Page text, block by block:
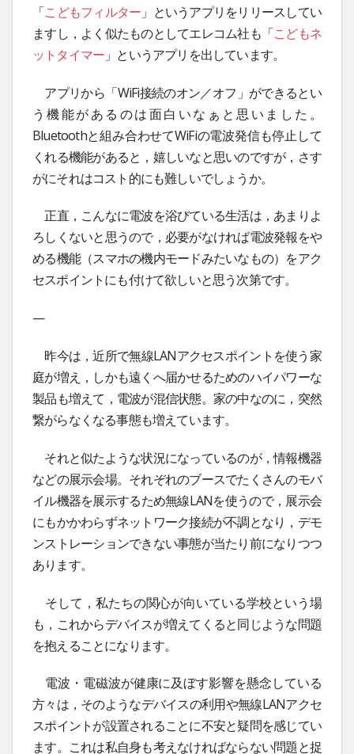
「こどもフィルター 」というアプリをリリースしてい
ますし，よく似たものとしてエレコム社も「こどもネ
ットタイマー 」というアプリを出しています。
アプリから「WiFi接続のオン／オフ」ができるとい
う機能があるのは面白いなぁと思いました。
Bluetoothと組み合わせてWiFiの電波発信も停止して
くれる機能があると，嬉しいなと思いのですが，さす
がにそれはコスト的にも難しいでしょうか。
正直，こんなに電波を浴びている生活は，あまりよ
ろしくないと思うので，必要がなければ電波発報をや
める機能（スマホの機内モードみたいなもの）をアク
セスポイントにも付けて欲しいと思う次第です。
—
昨今は，近所で無線LANアクセスポイントを使う家
庭が増え，しかも遠くへ届かせるためのハイパワーな
製品も増えて，電波が混信状態。家の中なのに，突然
繋がらなくなる事態も増えています。
それと似たような状況になっているのが，情報機器
などの展示会場。それぞれのブースでたくさんのモバ
イル機器を展示するため無線LANを使うので，展示会
にもかかわらずネットワーク接続が不調となり，デモ
ンストレーションできない事態が当たり前になりつつ
あります。
そして，私たちの関心が向いている学校という場
も，これからデバイスが増えてくると同じような問題
を抱えることになります。
電波・電磁波が健康に及ぼす影響を懸念している
方々は，そのようなデバイスの利用や無線LANアクセ
スポイントが設置されることに不安と疑問を感じてい
ます。これは私自身も考えなければならない問題と捉